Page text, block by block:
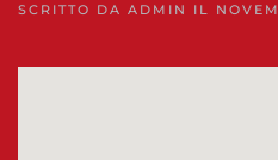
SCRITTO DA ADMIN IL